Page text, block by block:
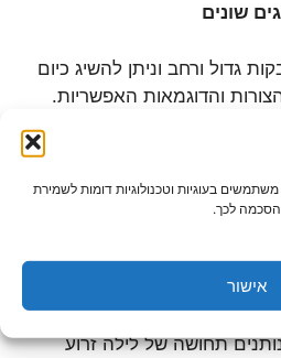
בעוגיות וטכנולוגיות דומות לשמירת
לכך.
אישור
שונים
גדול ורחב וניתן להשיג כיום
והדוגמאות האפשריות.
דמויות מסרטים מצויירים
אחרים שמוכרים לילדים, ויש
חיתוך שונות היכולות
מעצבות את חדר הילדים
מדבקות מעוצבות ניתן
רבים ההופכים את החדר
בצורת כוכבים בגדלים
תחושה של לילה זרוע